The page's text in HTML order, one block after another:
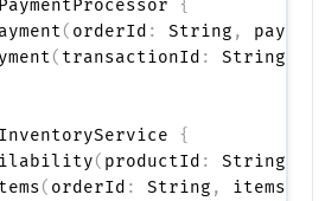
{
( orderId : String ,
( transactionId : String
{
( productId : String
( orderId : String , items